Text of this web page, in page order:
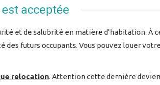
acceptée
et de salubrité en matière d’habitation. À
futurs occupants. Vous pouvez louer
relocation. Attention cette dernière